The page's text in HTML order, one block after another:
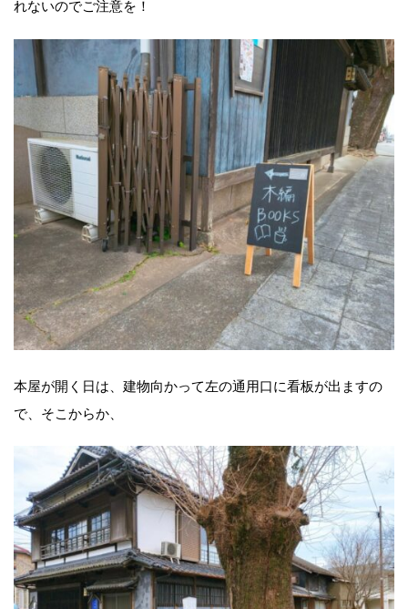
れないのでご注意を！
本屋が開く日は、建物向かって左の通用口に看板が出ますの
で、そこからか、